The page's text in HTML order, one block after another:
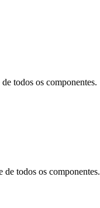
todos os componentes.
todos os componentes.